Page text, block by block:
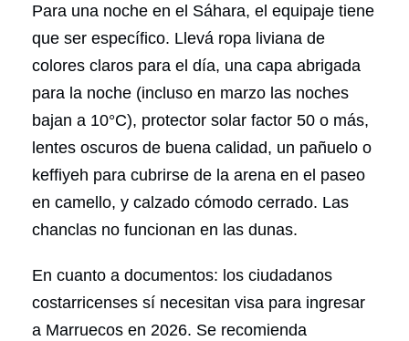
Para una noche en el Sáhara, el equipaje tiene
que ser específico. Llevá ropa liviana de
colores claros para el día, una capa abrigada
para la noche (incluso en marzo las noches
bajan a 10°C), protector solar factor 50 o más,
lentes oscuros de buena calidad, un pañuelo o
keffiyeh para cubrirse de la arena en el paseo
en camello, y calzado cómodo cerrado. Las
chanclas no funcionan en las dunas.
En cuanto a documentos: los ciudadanos
costarricenses sí necesitan visa para ingresar
a Marruecos en 2026. Se recomienda